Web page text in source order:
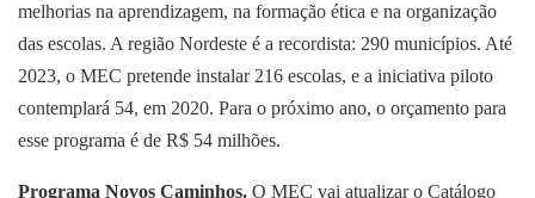
melhorias na aprendizagem, na formação ética e na organização
das escolas. A região Nordeste é a recordista: 290 municípios. Até
2023, o MEC pretende instalar 216 escolas, e a iniciativa piloto
contemplará 54, em 2020. Para o próximo ano, o orçamento para
esse programa é de R$ 54 milhões.
Programa Novos Caminhos. O MEC vai atualizar o Catálogo